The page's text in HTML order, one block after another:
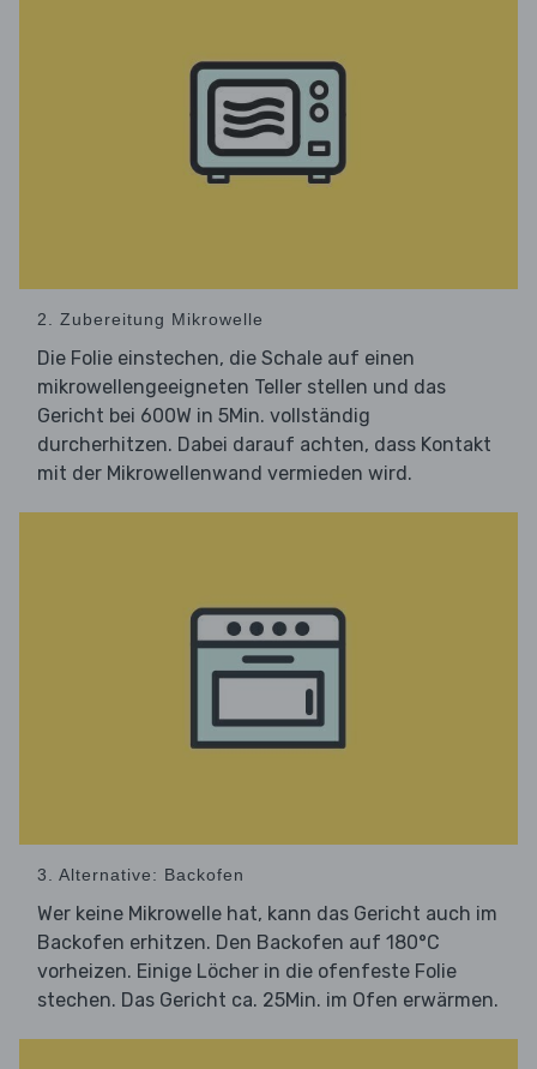
2. Zubereitung Mikrowelle
Die Folie einstechen, die Schale auf einen
mikrowellengeeigneten Teller stellen und das
Gericht bei 600W in 5Min. vollständig
durcherhitzen. Dabei darauf achten, dass Kontakt
mit der Mikrowellenwand vermieden wird.
3. Alternative: Backofen
Wer keine Mikrowelle hat, kann das Gericht auch im
Backofen erhitzen. Den Backofen auf 180°C
vorheizen. Einige Löcher in die ofenfeste Folie
stechen. Das Gericht ca. 25Min. im Ofen erwärmen.